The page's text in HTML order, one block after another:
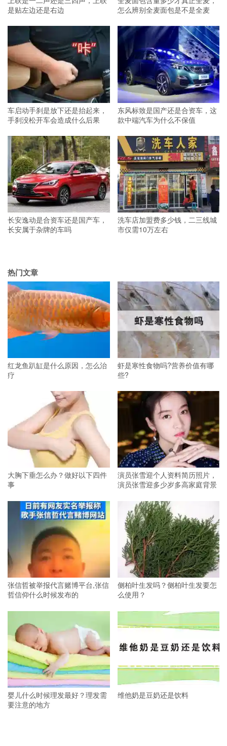
是贴左边还是右边
怎么辨别全麦面包是不是全麦
车启动手刹是放下还是抬起来，
手刹没松开车会造成什么后果
东风标致是国产还是合资车，这
款中端汽车为什么不保值
长安逸动是合资车还是国产车，
长安属于杂牌的车吗
洗车店加盟费多少钱，二三线城
市仅需10万左右
热门文章
红龙鱼趴缸是什么原因，怎么治
疗
虾是寒性食物吗?营养价值有哪
些?
大胸下垂怎么办？做好以下四件
事
演员张雪迎个人资料简历照片，
演员张雪迎多少岁多高家庭背景
张信哲被举报代言赌博平台,张信
哲信仰什么时候发布的
侧柏叶生发吗？侧柏叶生发要怎
么使用？
婴儿什么时候理发最好？理发需
要注意的地方
维他奶是豆奶还是饮料